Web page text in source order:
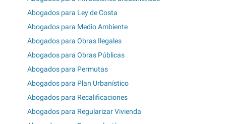
Abogados para Ley de Costa
Abogados para Medio Ambiente
Abogados para Obras Ilegales
Abogados para Obras Públicas
Abogados para Permutas
Abogados para Plan Urbanístico
Abogados para Recalificaciones
Abogados para Regularizar Vivienda